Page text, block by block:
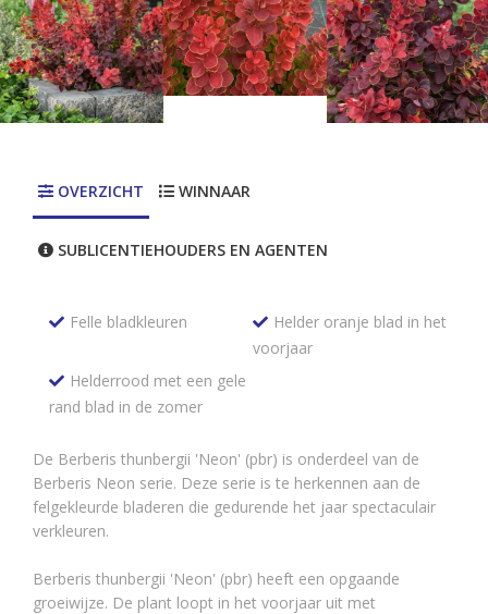
OVERZICHT WINNAAR
SUBLICENTIEHOUDERS EN AGENTEN
Felle bladkleuren
Helder oranje blad in het
voorjaar
Helderrood met een gele
rand blad in de zomer
De Berberis thunbergii 'Neon' (pbr) is onderdeel van de
Berberis Neon serie. Deze serie is te herkennen aan de
felgekleurde bladeren die gedurende het jaar spectaculair
verkleuren.
Berberis thunbergii 'Neon' (pbr) heeft een opgaande
groeiwijze. De plant loopt in het voorjaar uit met